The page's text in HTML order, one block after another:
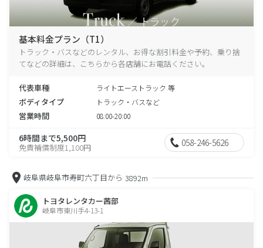
基本料金プラン（T1）
トラック・バスなどのレンタル、お得な割引料金や予約、乗り捨
てなどの詳細は、こちらから各店舗にお電話ください。
代表車種 ライトエーストラック 等
ボディタイプ トラック・バスなど
営業時間 08:00-20:00
6時間まで5,500円
免責補償制度1,100円 058-246-5626
岐阜県岐阜市寿町六丁目から 3892m
トヨタレンタカー茜部
岐阜市東川手4-13-1